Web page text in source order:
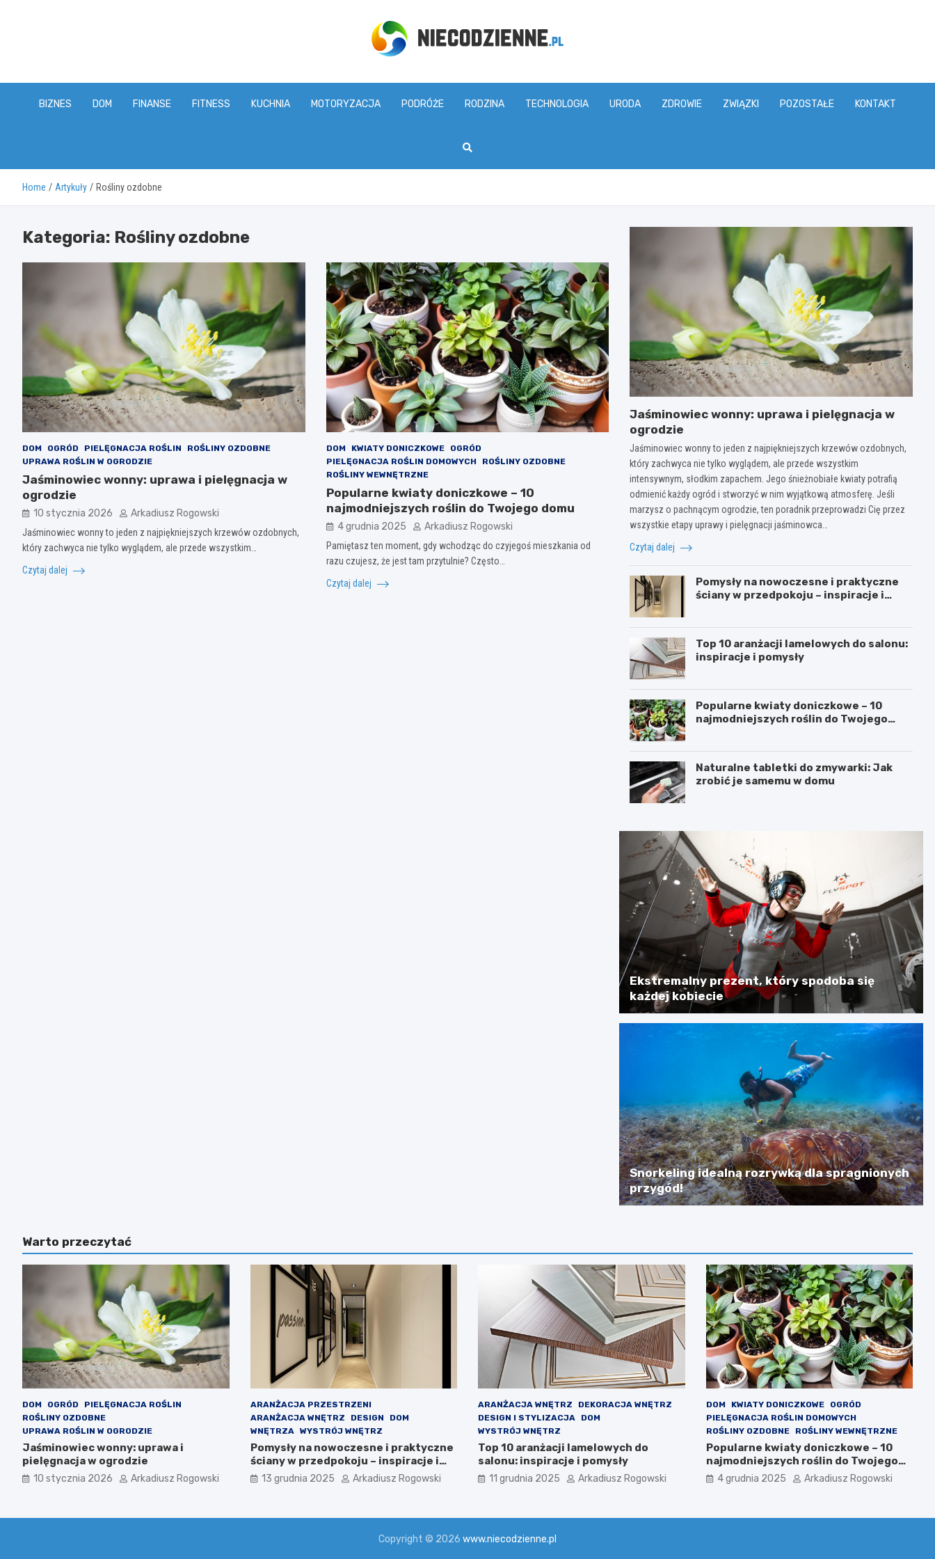
www.niecodzienne.pl
BIZNES DOM FINANSE FITNESS KUCHNIA MOTORYZACJA PODRÓŻE RODZINA TECHNOLOGIA URODA ZDROWIE ZWIĄZKI POZOSTAŁE KONTAKT
Home Artykuły Rośliny ozdobne
Kategoria: Rośliny ozdobne
DOM OGRÓD PIELĘGNACJA ROŚLIN
ROŚLINY OZDOBNE
UPRAWA ROŚLIN W OGRODZIE
Jaśminowiec wonny: uprawa i pielęgnacja w
ogrodzie
10 stycznia 2026 Arkadiusz Rogowski
Jaśminowiec wonny to jeden z najpiękniejszych krzewów ozdobnych,
który zachwyca nie tylko wyglądem, ale przede wszystkim…
Czytaj dalej
DOM KWIATY DONICZKOWE
OGRÓD
PIELĘGNACJA ROŚLIN DOMOWYCH
ROŚLINY OZDOBNE
ROŚLINY WEWNĘTRZNE
Popularne kwiaty doniczkowe – 10
najmodniejszych roślin do Twojego domu
4 grudnia 2025 Arkadiusz Rogowski
Pamiętasz ten moment, gdy wchodząc do czyjegoś mieszkania od
razu czujesz, że jest tam przytulnie? Często…
Czytaj dalej
Jaśminowiec wonny: uprawa i pielęgnacja w
ogrodzie
Jaśminowiec wonny to jeden z najpiękniejszych krzewów ozdobnych,
który zachwyca nie tylko wyglądem, ale przede wszystkim
intensywnym, słodkim zapachem. Jego śnieżnobiałe kwiaty potrafią
odmienić każdy ogród i stworzyć w nim wyjątkową atmosferę. Jeśli
marzysz o pachnącym ogrodzie, ten poradnik przeprowadzi Cię przez
wszystkie etapy uprawy i pielęgnacji jaśminowca…
Czytaj dalej
Pomysły na nowoczesne i praktyczne
ściany w przedpokoju – inspiracje i
Top 10 aranżacji lamelowych do salonu:
inspiracje i pomysły
Popularne kwiaty doniczkowe – 10
najmodniejszych roślin do Twojego
Naturalne tabletki do zmywarki: Jak
zrobić je samemu w domu
Ekstremalny prezent, który spodoba się
każdej kobiecie
Snorkeling idealną rozrywką dla spragnionych
przygód!
Warto przeczytać
DOM OGRÓD
PIELĘGNACJA ROŚLIN
ROŚLINY OZDOBNE
UPRAWA ROŚLIN W OGRODZIE
Jaśminowiec wonny: uprawa i
pielęgnacja w ogrodzie
10 stycznia 2026 Arkadiusz Rogowski
ARANŻACJA PRZESTRZENI
ARANŻACJA WNĘTRZ
DESIGN
DOM
WNĘTRZA
WYSTRÓJ WNĘTRZ
Pomysły na nowoczesne i praktyczne
ściany w przedpokoju – inspiracje i
porady
13 grudnia 2025 Arkadiusz Rogowski
ARANŻACJA WNĘTRZ
DEKORACJA WNĘTRZ
DESIGN I STYLIZACJA
DOM
WYSTRÓJ WNĘTRZ
Top 10 aranżacji lamelowych do
salonu: inspiracje i pomysły
11 grudnia 2025 Arkadiusz Rogowski
DOM KWIATY DONICZKOWE
OGRÓD
PIELĘGNACJA ROŚLIN DOMOWYCH
ROŚLINY OZDOBNE
ROŚLINY WEWNĘTRZNE
Popularne kwiaty doniczkowe – 10
najmodniejszych roślin do Twojego
domu
4 grudnia 2025 Arkadiusz Rogowski
Copyright © 2026 www.niecodzienne.pl